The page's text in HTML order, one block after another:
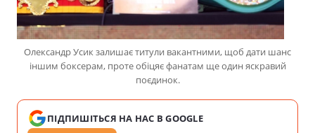
Олександр Усик залишає титули вакантними, щоб дати шанс
іншим боксерам, проте обіцяє фанатам ще один яскравий
поєдинок.
ПІДПИШІТЬСЯ НА НАС В GOOGLE